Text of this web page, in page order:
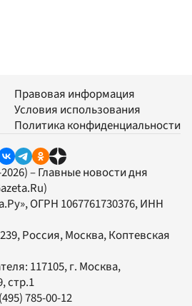
Правовая информация
Условия использования
Политика конфиденциальности
– Главные новости дня
, ОГРН 1067761730376, ИНН
Россия, Москва, Коптевская
117105, г. Москва,
стр.1
785-00-12